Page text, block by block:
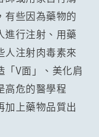
有些因為藥物的
進行注射、用藥
人注射肉毒素來
V面」、美化肩
高危的醫學程
加上藥物品質出